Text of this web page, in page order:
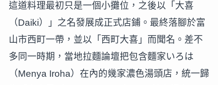
這道料理最初只是一個小攤位，之後以「大喜
（Daiki）」之名發展成正式店鋪。最終落腳於富
山市西町一帶，並以「西町大喜」而聞名。差不
多同一時期，當地拉麵論壇把包含麵家いろは
（Menya Iroha）在內的幾家濃色湯頭店，統一歸